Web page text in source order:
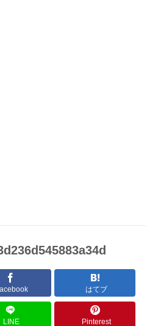
はてブ
LINE Pinterest